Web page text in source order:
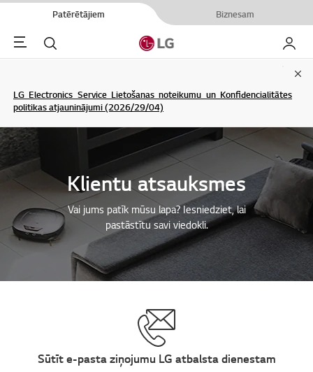
Patērētājiem Biznesam
Menu Meklēt Mans
LG Electronics Service Lietošanas noteikumu un Konfidencialitātes
politikas atjauninājumi (2026/29/04)
Klientu atsauksmes
Vai jums patīk mūsu lapa? Iesniedziet, lai
pastāstītu savi viedokli.
Sūtīt e-pasta ziņojumu LG atbalsta dienestam